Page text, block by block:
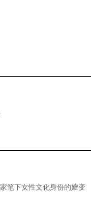
笔下女性文化身份的嬗变